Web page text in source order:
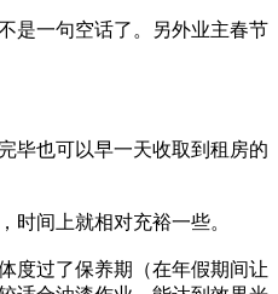
是一句空话了。另外业主春节
毕也可以早一天收取到租房的
间上就相对充裕一些。
度过了保养期（在年假期间让